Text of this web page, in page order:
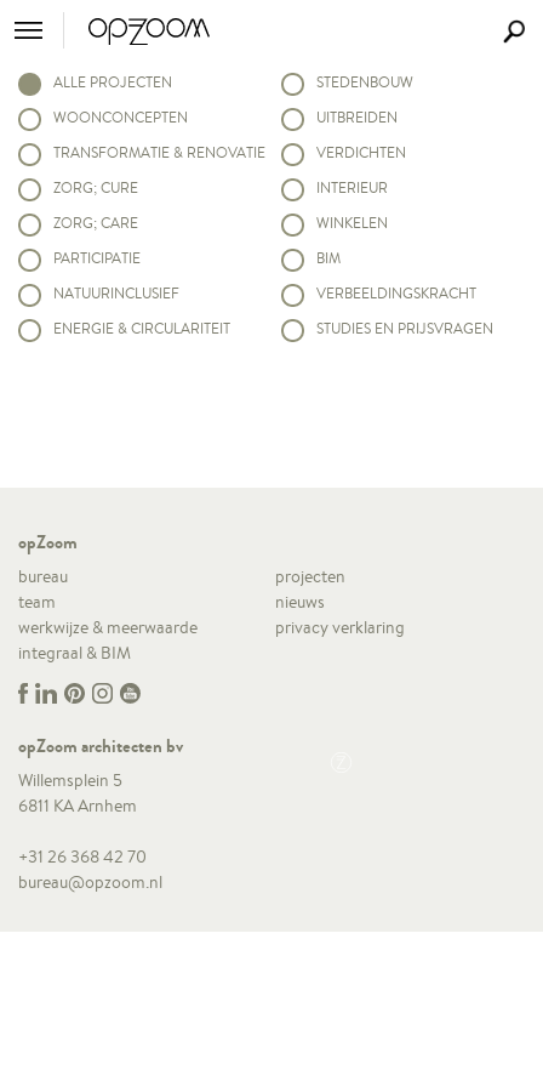
ALLE PROJECTEN
WOONCONCEPTEN
TRANSFORMATIE & RENOVATIE
ZORG; CURE
ZORG; CARE
PARTICIPATIE
NATUURINCLUSIEF
ENERGIE & CIRCULARITEIT
STEDENBOUW
UITBREIDEN
VERDICHTEN
INTERIEUR
WINKELEN
BIM
VERBEELDINGSKRACHT
STUDIES EN PRIJSVRAGEN
opZoom
bureau
projecten
team
nieuws
werkwijze & meerwaarde
privacy verklaring
integraal & BIM
opZoom architecten bv
Willemsplein 5
6811 KA Arnhem
+31 26 368 42 70
bureau@opzoom.nl